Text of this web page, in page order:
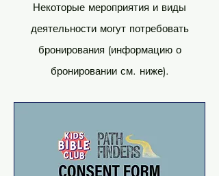
Некоторые мероприятия и виды
деятельности могут потребовать
бронирования (информацию о
бронировании см. ниже).